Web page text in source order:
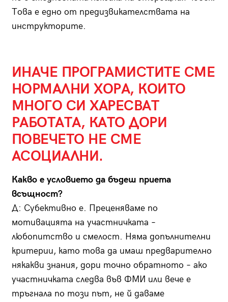
Това е едно от предизвикателствата на
инструкторите.
ИНАЧЕ ПРОГРАМИСТИТЕ СМЕ
НОРМАЛНИ ХОРА, КОИТО
МНОГО СИ ХАРЕСВАТ
РАБОТАТА, КАТО ДОРИ
ПОВЕЧЕТО НЕ СМЕ
АСОЦИАЛНИ.
Какво е условието да бъдеш приета
всъщност?
Д: Субективно е. Преценяваме по
мотивацията на участничката –
любопитство и смелост. Няма допълнителни
критерии, като това да имаш предварително
някакви знания, дори точно обратното – ако
участничката следва във ФМИ или вече е
тръгнала по този път, не й даваме